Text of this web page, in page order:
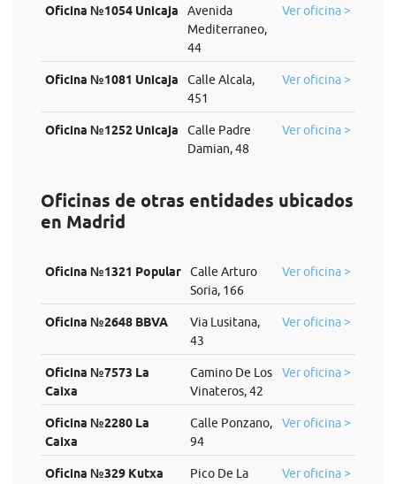
Oficina №1054 Unicaja
Avenida
Mediterraneo,
44
Ver oficina >
Oficina №1081 Unicaja
Calle Alcala,
451
Ver oficina >
Oficina №1252 Unicaja
Calle Padre
Damian, 48
Ver oficina >
Oficinas de otras entidades ubicados
en Madrid
Oficina №1321 Popular
Calle Arturo
Soria, 166
Ver oficina >
Oficina №2648 BBVA
Via Lusitana,
43
Ver oficina >
Oficina №7573 La
Caixa
Camino De Los
Vinateros, 42
Ver oficina >
Oficina №2280 La
Caixa
Calle Ponzano,
94
Ver oficina >
Oficina №329 Kutxa
Pico De La
Ver oficina >